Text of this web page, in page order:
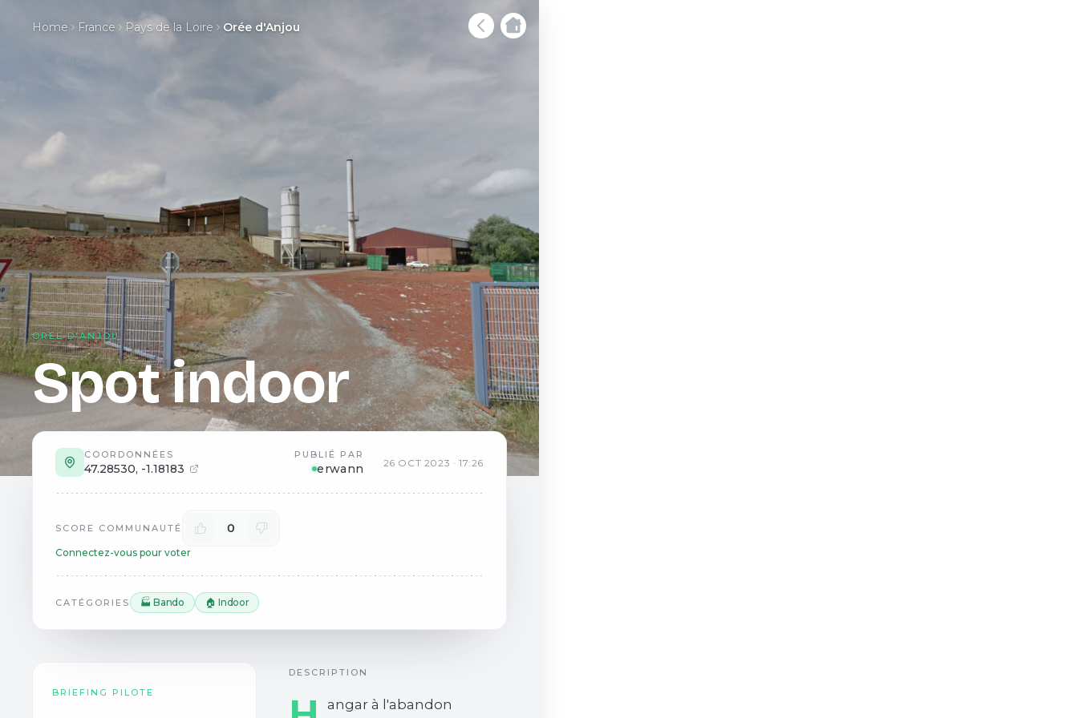
Home France Pays de la Loire Orée d'Anjou
ORÉE D'ANJOU
Spot indoor
COORDONNÉES
47.28530, -1.18183
PUBLIÉ PAR
erwann 26 OCT 2023 · 17:26
SCORE COMMUNAUTÉ 0
Connectez-vous pour voter
CATÉGORIES 🏭 Bando 🏠 Indoor
BRIEFING PILOTE
DESCRIPTION
angar à l'abandon